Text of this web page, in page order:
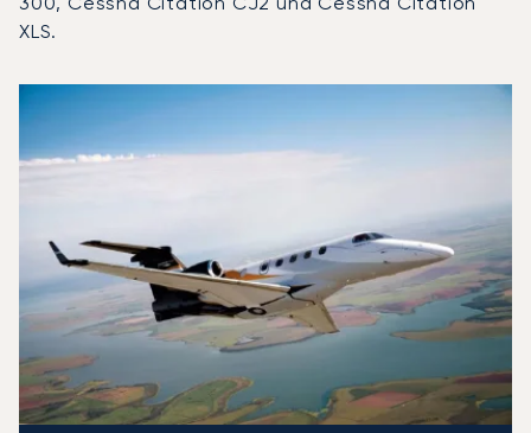
XLS.
Foto des Flugzeugs
Geschwindigkeit (km/h)
Geschwindigkeit (Knoten)
Reichweite (NM)